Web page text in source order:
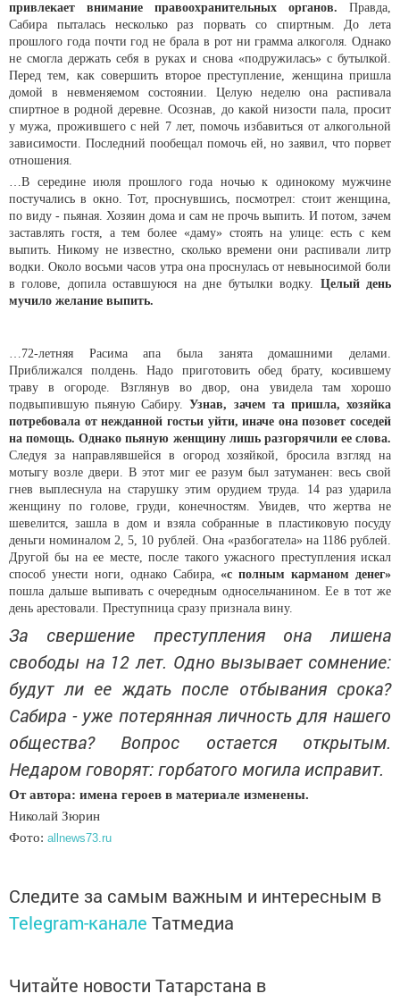
привлекает внимание правоохранительных органов. Правда,
Сабира пыталась несколько раз порвать со спиртным. До лета
прошлого года почти год не брала в рот ни грамма алкоголя. Однако
не смогла держать себя в руках и снова «подружилась» с бутылкой.
Перед тем, как совершить второе преступление, женщина пришла
домой в невменяемом состоянии. Целую неделю она распивала
спиртное в родной деревне. Осознав, до какой низости пала, просит
у мужа, прожившего с ней 7 лет, помочь избавиться от алкогольной
зависимости. Последний пообещал помочь ей, но заявил, что порвет
отношения.
…В середине июля прошлого года ночью к одинокому мужчине
постучались в окно. Тот, проснувшись, посмотрел: стоит женщина,
по виду - пьяная. Хозяин дома и сам не прочь выпить. И потом, зачем
заставлять гостя, а тем более «даму» стоять на улице: есть с кем
выпить. Никому не известно, сколько времени они распивали литр
водки. Около восьми часов утра она проснулась от невыносимой боли
в голове, допила оставшуюся на дне бутылки водку. Целый день
мучило желание выпить.
…72-летняя Расима апа была занята домашними делами.
Приближался полдень. Надо приготовить обед брату, косившему
траву в огороде. Взглянув во двор, она увидела там хорошо
подвыпившую пьяную Сабиру.Узнав, зачем та пришла, хозяйка
потребовала от нежданной гостьи уйти, иначе она позовет соседей
на помощь. Однако пьяную женщину лишь разгорячили ее слова.
Следуя за направлявшейся в огород хозяйкой, бросила взгляд на
мотыгу возле двери. В этот миг ее разум был затуманен: весь свой
гнев выплеснула на старушку этим орудием труда. 14 раз ударила
женщину по голове, груди, конечностям. Увидев, что жертва не
шевелится, зашла в дом и взяла собранные в пластиковую посуду
деньги номиналом 2, 5, 10 рублей. Она «разбогатела» на 1186 рублей.
Другой бы на ее месте, после такого ужасного преступления искал
способ унести ноги, однако Сабира, «с полным карманом денег»
пошла дальше выпивать с очередным односельчанином. Ее в тот же
день арестовали. Преступница сразу признала вину.
За свершение преступления она лишена
свободы на 12 лет. Одно вызывает сомнение:
будут ли ее ждать после отбывания срока?
Сабира - уже потерянная личность для нашего
общества? Вопрос остается открытым.
Недаром говорят: горбатого могила исправит.
От автора: имена героев в материале изменены.
Николай Зюрин
Фото: allnews73.ru
Следите за самым важным и интересным в
Telegram-канале Татмедиа
Читайте новости Татарстана в